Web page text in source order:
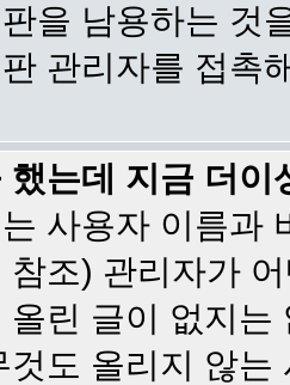
을 남용하는 것
관리자를 접촉
했는데 지금 더
사용자 이름과
참조) 관리자가
올린 글이 없지
것도 올리지 않